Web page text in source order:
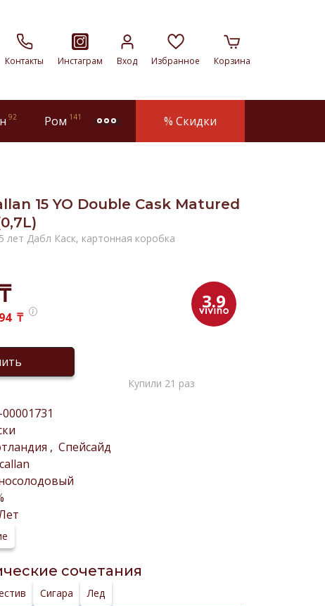
Контакты Инстаграм Вход Избранное Корзина
92 Ром 141 more % Скидки
15 YO Double Cask Matured
лет Дабл Каск, картонная коробка
₸
3.9
Купили 21 раз
, Спейсайд
сочетания
Сигара Лед